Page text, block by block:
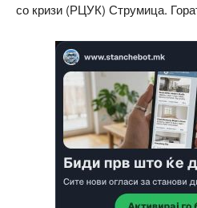
со кризи (РЦУК) Струмица.